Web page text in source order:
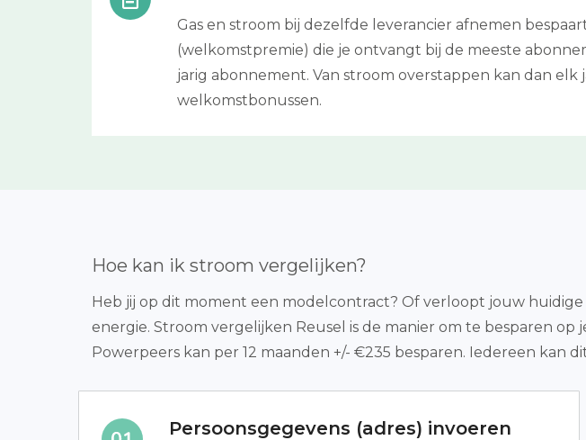
Gas en stroom bij dezelfde leverancier afnemen
(welkomstpremie) die je ontvangt bij de meeste
jarig abonnement. Van stroom overstappen kan dan
welkomstbonussen.
Hoe kan ik stroom vergelijken?
Heb jij op dit moment een modelcontract? Of verloopt jouw
energie. Stroom vergelijken Reusel is de manier om te besparen
Powerpeers kan per 12 maanden +/- €235 besparen. Iedereen kan
Persoonsgegevens (adres) invoeren